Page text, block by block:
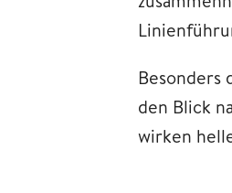
den Blick
wirken